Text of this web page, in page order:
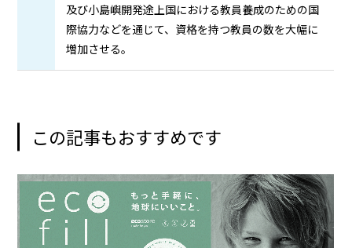
及び小島嶼開発途上国における教員養成のための国
際協力などを通じて、資格を持つ教員の数を大幅に
増加させる。
この記事もおすすめです